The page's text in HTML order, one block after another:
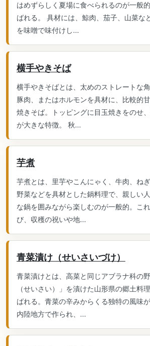
はめずらしく夏場に食べられるのが一般
ばれる。 具材には、鯨肉、茄子、山菜な
を味噌で味付けし...
横手やきそば
横手やきそばとは、太めのストレートな
豚肉、またはホルモンを具材に、比較的
焼きそば。トッピングに目玉焼きをのせ
が大きな特徴。 秋...
芋煮
芋煮とは、里芋やこんにゃく、牛肉、ね
野菜などを具材とした鍋料理で、親しい
な鍋を囲みながら楽しむのが一般的。こ
び、収穫の祝いや地...
青菜漬け（せいさいづけ）
青菜漬けとは、高菜と同じアブラナ科の
（せいさい）」を漬けた山形県の郷土料
ばれる。青菜の辛みからくる独特の風味
内陸地方で作られ、...